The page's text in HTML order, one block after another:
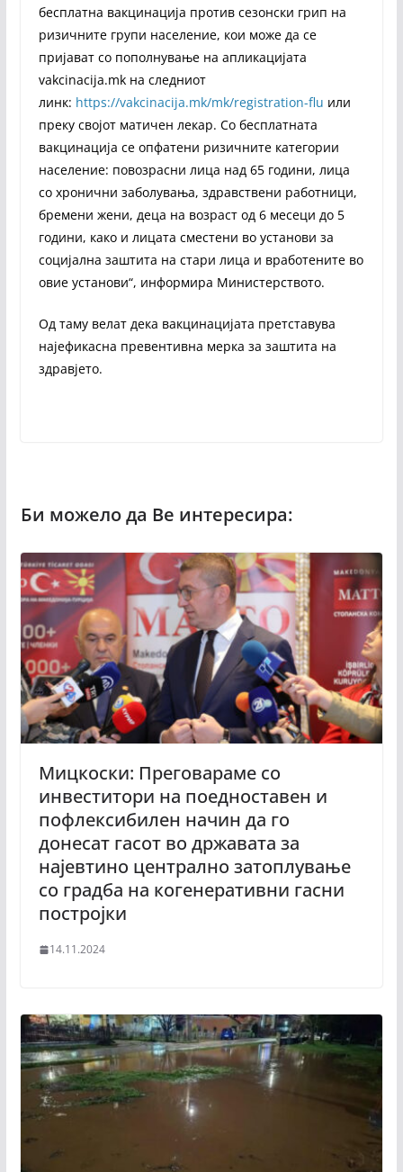
бесплатна вакцинација против сезонски грип на
ризичните групи население, кои може да се
пријават со пополнување на апликацијата
vakcinacija.mk на следниот
линк: https://vakcinacija.mk/mk/registration-flu или
преку својот матичен лекар. Со бесплатната
вакцинација се опфатени ризичните категории
население: повозрасни лица над 65 години, лица
со хронични заболувања, здравствени работници,
бремени жени, деца на возраст од 6 месеци до 5
години, како и лицата сместени во установи за
социјална заштита на стари лица и вработените во
овие установи“, информира Министерството.
Од таму велат дека вакцинацијата претставува
најефикасна превентивна мерка за заштита на
здравјето.
Мицкоски: Преговараме со
инвеститори на поедноставен и
пофлексибилен начин да го
донесат гасот во државата за
најевтино централно затоплување
со градба на когенеративни гасни
постројки
14.11.2024